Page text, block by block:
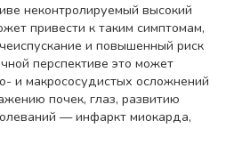
неконтролируемый высокий
привести к таким симптомам,
и повышенный риск
перспективе это может
и макрососудистых осложнений
почек, глаз, развитию
— инфаркт миокарда,